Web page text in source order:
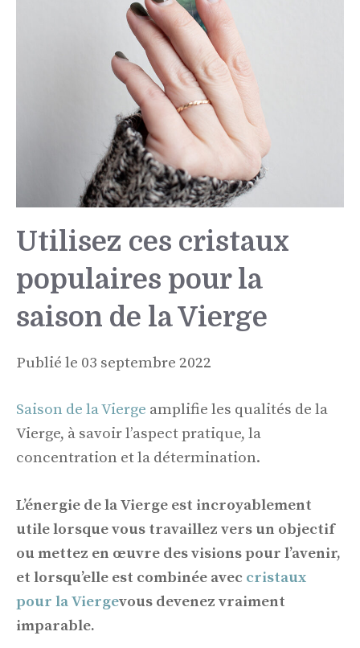
Utilisez ces cristaux
populaires pour la
saison de la Vierge
Publié le 03 septembre 2022
Saison de la Vierge amplifie les qualités de la
Vierge, à savoir l’aspect pratique, la
concentration et la détermination.
L’énergie de la Vierge est incroyablement
utile lorsque vous travaillez vers un objectif
ou mettez en œuvre des visions pour l’avenir,
et lorsqu’elle est combinée avec cristaux
pour la Viergevous devenez vraiment
imparable.